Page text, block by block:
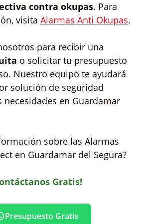
contra okupas. Para
visita Alarmas Anti Okupas.
para recibir una
o solicitar tu presupuesto
Nuestro equipo te ayudará
solución de seguridad
necesidades en Guardamar
sobre las Alarmas
en Guardamar del Segura?
Gratis!
Presupuesto Gratis